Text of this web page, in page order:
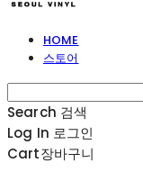
HOME
스토어
Search 검색
Log In 로그인
Cart장바구니